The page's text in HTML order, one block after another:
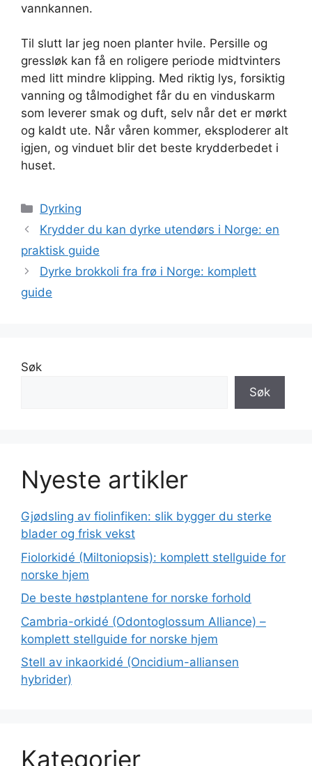
vannkannen.
Til slutt lar jeg noen planter hvile. Persille og
gressløk kan få en roligere periode midtvinters
med litt mindre klipping. Med riktig lys, forsiktig
vanning og tålmodighet får du en vinduskarm
som leverer smak og duft, selv når det er mørkt
og kaldt ute. Når våren kommer, eksploderer alt
igjen, og vinduet blir det beste krydderbedet i
huset.
Kategorier
Dyrking
Krydder du kan dyrke utendørs i Norge: en
praktisk guide
Dyrke brokkoli fra frø i Norge: komplett
guide
Søk
Søk
Nyeste artikler
Gjødsling av fiolinfiken: slik bygger du sterke
blader og frisk vekst
Fiolorkidé (Miltoniopsis): komplett stellguide for
norske hjem
De beste høstplantene for norske forhold
Cambria-orkidé (Odontoglossum Alliance) –
komplett stellguide for norske hjem
Stell av inkaorkidé (Oncidium-alliansen
hybrider)
Kategorier